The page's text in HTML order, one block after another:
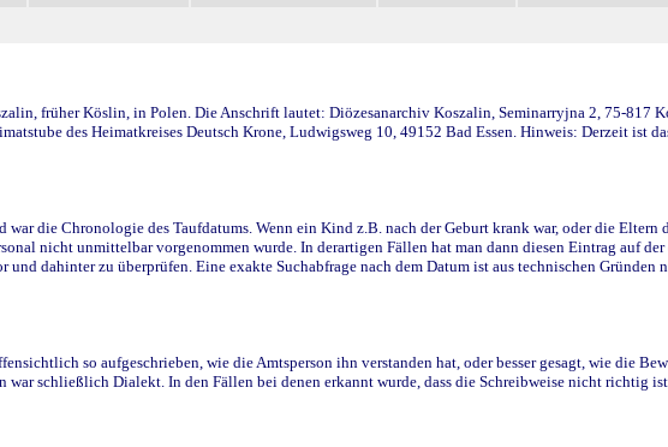
früher Köslin, in Polen. Die Anschrift lautet: Diözesanarchiv Koszalin, Seminarryjna 2, 75-817
des Heimatkreises Deutsch Krone, Ludwigsweg 10, 49152 Bad Essen. Hinweis: Derzeit ist
die Chronologie des Taufdatums. Wenn ein Kind z.B. nach der Geburt krank war, oder die
nicht unmittelbar vorgenommen wurde. In derartigen Fällen hat man dann diesen Eintrag auf
dahinter zu überprüfen. Eine exakte Suchabfrage nach dem Datum ist aus technischen Gründen
so aufgeschrieben, wie die Amtsperson ihn verstanden hat, oder besser gesagt, wie die
schließlich Dialekt. In den Fällen bei denen erkannt wurde, dass die Schreibweise nicht richtig